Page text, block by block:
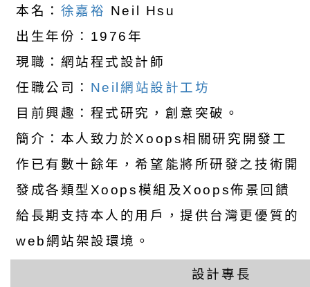
本名： 徐嘉裕 Neil Hsu
出生年份：1976年
現職：網站程式設計師
任職公司： Neil網站設計工坊
目前興趣：程式研究，創意突破。
簡介：本人致力於Xoops相關研究開發工
作已有數十餘年，希望能將所研發之技術開
發成各類型Xoops模組及Xoops佈景回饋
給長期支持本人的用戶，提供台灣更優質的
web網站架設環境。
設計專長